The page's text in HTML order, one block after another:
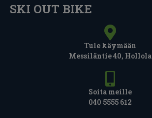
SKI OUT BIKE
Tule käymään
Messiläntie 40, Hollola
Soita meille
040 5555 612